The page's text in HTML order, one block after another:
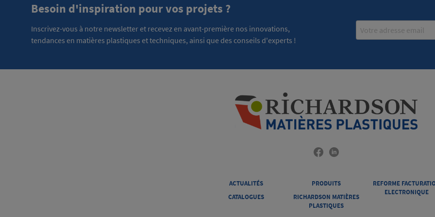
Besoin d'inspiration pour vos projets ?
Inscrivez-vous à notre newsletter et recevez en avant-première nos innovations,
tendances en matières plastiques et techniques, ainsi que des conseils d'experts !
Email
ACTUALITÉS
CATALOGUES
PRODUITS
RICHARDSON MATIÈRES
PLASTIQUES
REFORME
ELECTRONIQUE